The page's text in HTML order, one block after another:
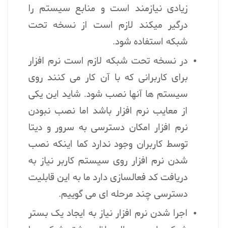
زیادی نیازمند است و منابع سیستم را
درگیر میکند لازم است از نسخه تحت
شبکه استفاده شود.
در نسخه تحت شبکه لازم است نرم افزار
برای کاربرانی که با آن کار می کنند روی
سیستم ها آنها نصب شود. شاید این یکی
از معایب نرم افزار باشد اما نصب نبودن
نرم افزار امکان دسترسی به سرور و دیتا
توسط کاربران وجود ندارد کما اینکه نصب
شدن نرم افزار روی سیستم کاربر نیاز به
دریافت کد فعالسازی دارد ما به این قابلیت
دسترسی چند مرحله ای می گوییم.
اجرا شدن نرم افزار نیاز به ایجاد یک بستر